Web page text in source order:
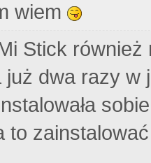
wiem
Stick
już dwa razy
to